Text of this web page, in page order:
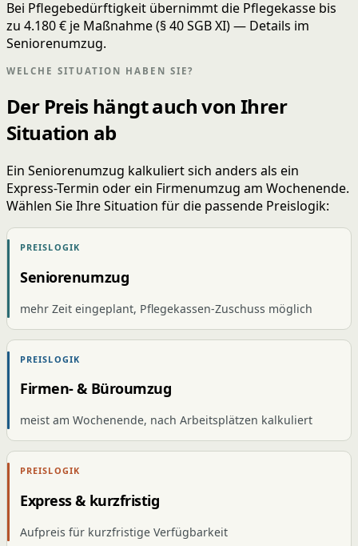
Bei Pflegebedürftigkeit übernimmt die Pflegekasse bis
zu 4.180 € je Maßnahme (§ 40 SGB XI) — Details im
Seniorenumzug.
WELCHE SITUATION HABEN SIE?
Der Preis hängt auch von Ihrer
Situation ab
Ein Seniorenumzug kalkuliert sich anders als ein
Express-Termin oder ein Firmenumzug am Wochenende.
Wählen Sie Ihre Situation für die passende Preislogik:
PREISLOGIK
Seniorenumzug
mehr Zeit eingeplant, Pflegekassen-Zuschuss möglich
PREISLOGIK
Firmen- & Büroumzug
meist am Wochenende, nach Arbeitsplätzen kalkuliert
PREISLOGIK
Express & kurzfristig
Aufpreis für kurzfristige Verfügbarkeit